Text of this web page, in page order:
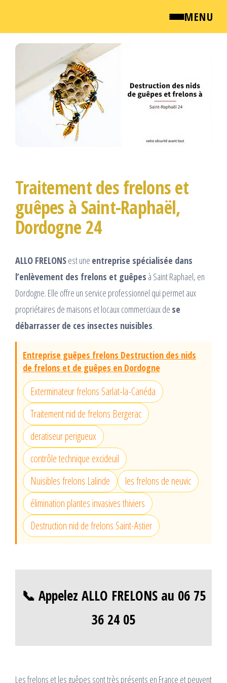
MENU
QUI SOMMES NOUS ?
NEWSROOM
TARIFS
Passer
Traitement des frelons et
guêpes à Saint-Raphaël,
Dordogne 24
ALLO FRELONSest une entreprise spécialisée dans
l’enlèvement des frelons et guêpes à Saint Raphael, en
Dordogne. Elle offre un service professionnel qui permet aux
propriétaires de maisons et locaux commerciaux de se
débarrasser de ces insectes nuisibles.
Entreprise guêpes frelons Destruction des nids
de frelons et de guêpes en Dordogne
Exterminateur frelons Sarlat-la-Canéda
Traitement nid de frelons Bergerac
deratiseur perigueux
contrôle technique excideuil
Nuisibles frelons Lalinde
les frelons de neuvic
élimination plantes invasives thiviers
Destruction nid de frelons Saint-Astier
📞 Appelez ALLO FRELONS au 06 75
36 24 05
Les frelons et les guêpes sont très présents en France et peuvent